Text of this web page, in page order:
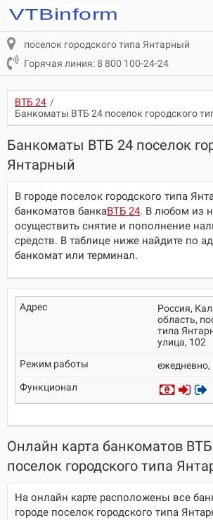
поселок городского типа Янтарный
Горячая линия: 8 800 100-24-24
ВТБ 24 /
Банкоматы ВТБ 24 поселок городского
Банкоматы ВТБ 24 поселок
Янтарный
В городе поселок городского типа
банкоматов банкаВТБ 24. В любом из
осуществить снятие и пополнение
средств. В таблице ниже найдите по
банкомат или терминал.
Россия,
область,
типа
улица, 102
ежедневно,
Онлайн карта банкоматов ВТБ
поселок городского типа
На онлайн карте расположены все
городе поселок городского типа